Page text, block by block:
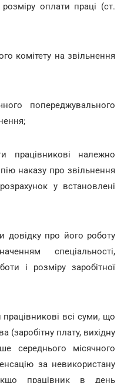
розміру оплати праці (ст.
комітету на звільнення
попереджувального
працівникові належно
наказу про звільнення
у встановлені
довідку про його роботу
спеціальності,
і розміру заробітної
всі суми, що
(заробітну плату, вихідну
середнього місячного
за невикористану
працівник в день